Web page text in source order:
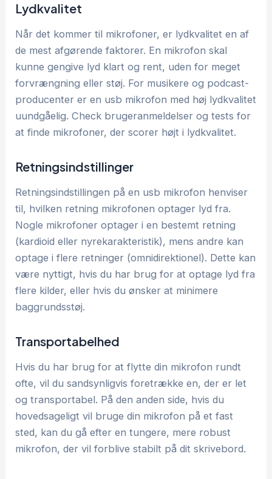
Lydkvalitet
Når det kommer til mikrofoner, er lydkvalitet en af
de mest afgørende faktorer. En mikrofon skal
kunne gengive lyd klart og rent, uden for meget
forvrængning eller støj. For musikere og podcast-
producenter er en usb mikrofon med høj lydkvalitet
uundgåelig. Check brugeranmeldelser og tests for
at finde mikrofoner, der scorer højt i lydkvalitet.
Retningsindstillinger
Retningsindstillingen på en usb mikrofon henviser
til, hvilken retning mikrofonen optager lyd fra.
Nogle mikrofoner optager i en bestemt retning
(kardioid eller nyrekarakteristik), mens andre kan
optage i flere retninger (omnidirektionel). Dette kan
være nyttigt, hvis du har brug for at optage lyd fra
flere kilder, eller hvis du ønsker at minimere
baggrundsstøj.
Transportabelhed
Hvis du har brug for at flytte din mikrofon rundt
ofte, vil du sandsynligvis foretrække en, der er let
og transportabel. På den anden side, hvis du
hovedsageligt vil bruge din mikrofon på et fast
sted, kan du gå efter en tungere, mere robust
mikrofon, der vil forblive stabilt på dit skrivebord.